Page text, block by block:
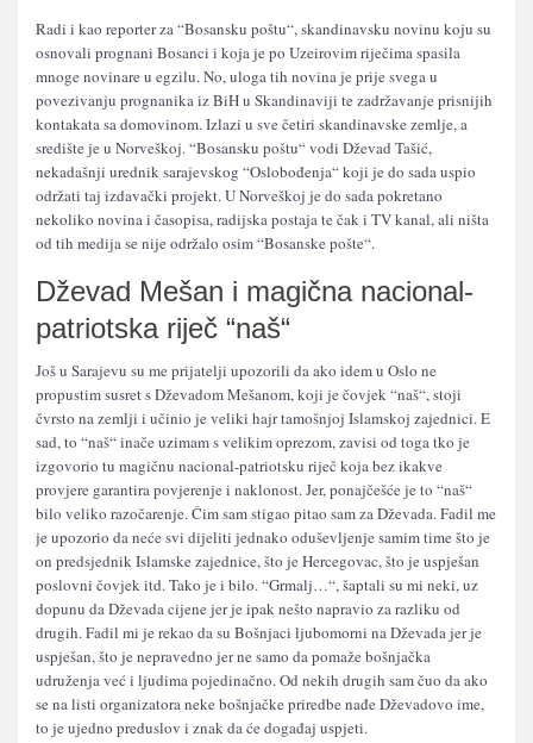
Radi i kao reporter za “Bosansku poštu“, skandinavsku novinu koju su
osnovali prognani Bosanci i koja je po Uzeirovim riječima spasila
mnoge novinare u egzilu. No, uloga tih novina je prije svega u
povezivanju prognanika iz BiH u Skandinaviji te zadržavanje prisnijih
kontakata sa domovinom. Izlazi u sve četiri skandinavske zemlje, a
središte je u Norveškoj. “Bosansku poštu“ vodi Dževad Tašić,
nekadašnji urednik sarajevskog “Oslobođenja“ koji je do sada uspio
održati taj izdavački projekt. U Norveškoj je do sada pokretano
nekoliko novina i časopisa, radijska postaja te čak i TV kanal, ali ništa
od tih medija se nije održalo osim “Bosanske pošte“.
Dževad Mešan i magična nacional-
patriotska riječ “naš“
Još u Sarajevu su me prijatelji upozorili da ako idem u Oslo ne
propustim susret s Dževadom Mešanom, koji je čovjek “naš“, stoji
čvrsto na zemlji i učinio je veliki hajr tamošnjoj Islamskoj zajednici. E
sad, to “naš“ inače uzimam s velikim oprezom, zavisi od toga tko je
izgovorio tu magičnu nacional-patriotsku riječ koja bez ikakve
provjere garantira povjerenje i naklonost. Jer, ponajčešće je to “naš“
bilo veliko razočarenje. Čim sam stigao pitao sam za Dževada. Fadil me
je upozorio da neće svi dijeliti jednako oduševljenje samim time što je
on predsjednik Islamske zajednice, što je Hercegovac, što je uspješan
poslovni čovjek itd. Tako je i bilo. “Grmalj…“, šaptali su mi neki, uz
dopunu da Dževada cijene jer je ipak nešto napravio za razliku od
drugih. Fadil mi je rekao da su Bošnjaci ljubomorni na Dževada jer je
uspješan, što je nepravedno jer ne samo da pomaže bošnjačka
udruženja već i ljudima pojedinačno. Od nekih drugih sam čuo da ako
se na listi organizatora neke bošnjačke priredbe nađe Dževadovo ime,
to je ujedno preduslov i znak da će događaj uspjeti.